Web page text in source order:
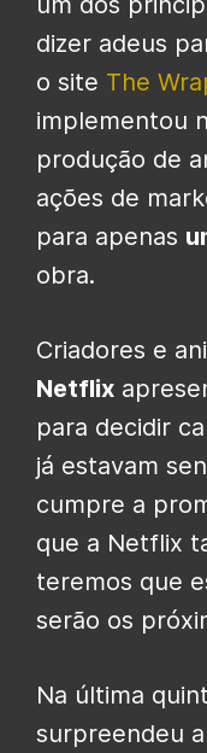
dizer adeus
o site The
implementou
produção de
ações de
para apenas
obra.
Criadores e
Netflix
para decidir
já estavam
cumpre a
que a Netflix
teremos que
serão os
Na última
surpreendeu